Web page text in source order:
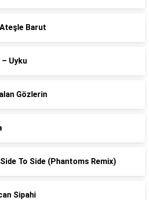
Barut
Uyku
Gözlerin
To Side (Phantoms Remix)
Sipahi